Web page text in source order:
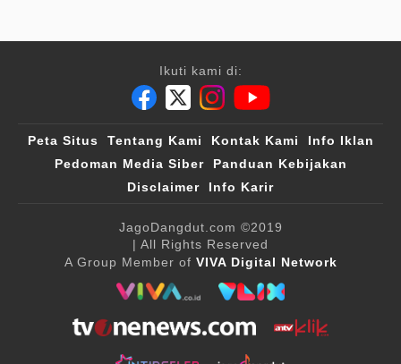
Ikuti kami di:
Peta Situs Tentang Kami Kontak Kami
Info Iklan
Pedoman Media Siber
Panduan Kebijakan
Disclaimer
Info Karir
JagoDangdut.com ©2019
| All Rights Reserved
A Group Member of VIVA Digital Network